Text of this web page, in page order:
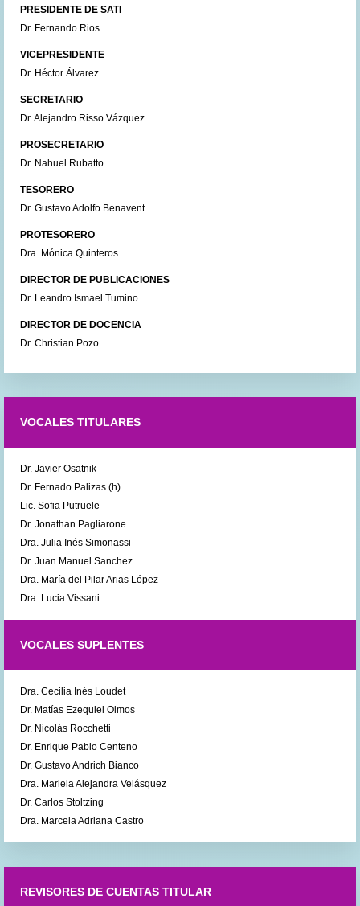
PRESIDENTE DE SATI
Dr. Fernando Rios
VICEPRESIDENTE
Dr. Héctor Álvarez
SECRETARIO
Dr. Alejandro Risso Vázquez
PROSECRETARIO
Dr. Nahuel Rubatto
TESORERO
Dr. Gustavo Adolfo Benavent
PROTESORERO
Dra. Mónica Quinteros
DIRECTOR DE PUBLICACIONES
Dr. Leandro Ismael Tumino
DIRECTOR DE DOCENCIA
Dr. Christian Pozo
VOCALES TITULARES
Dr. Javier Osatnik
Dr. Fernado Palizas (h)
Lic. Sofia Putruele
Dr. Jonathan Pagliarone
Dra. Julia Inés Simonassi
Dr. Juan Manuel Sanchez
Dra. María del Pilar Arias López
Dra. Lucia Vissani
VOCALES SUPLENTES
Dra. Cecilia Inés Loudet
Dr. Matías Ezequiel Olmos
Dr. Nicolás Rocchetti
Dr. Enrique Pablo Centeno
Dr. Gustavo Andrich Bianco
Dra. Mariela Alejandra Velásquez
Dr. Carlos Stoltzing
Dra. Marcela Adriana Castro
REVISORES DE CUENTAS TITULAR